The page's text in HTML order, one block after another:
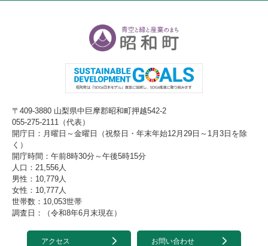
〒409-3880 山梨県中巨摩郡昭和町押越542-2
055-275-2111（代表）
開庁日：月曜日～金曜日（祝祭日・年末年始12月29日～1月3日を除
く）
開庁時間：午前8時30分～午後5時15分
人口：21,556人
男性：10,779人
女性：10,777人
世帯数：10,053世帯
調査日：（令和8年6月末現在）
アクセス お問い合わせ